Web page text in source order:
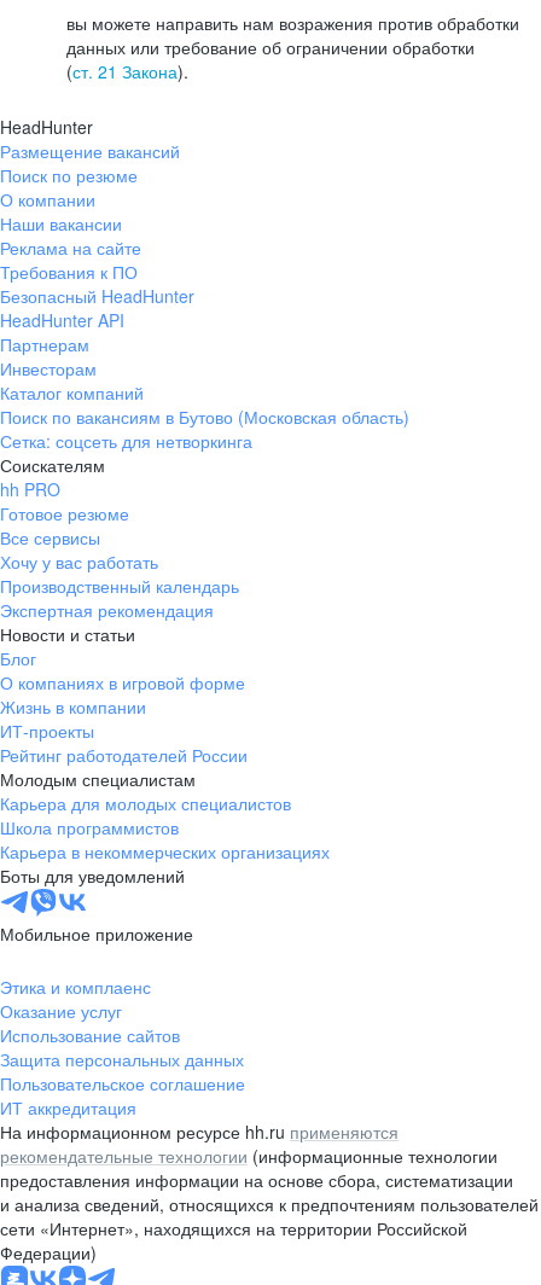
вы можете направить нам возражения против обработки
данных или требование об ограничении обработки
(ст. 21 Закона).
HeadHunter
Размещение вакансий
Поиск по резюме
О компании
Наши вакансии
Реклама на сайте
Требования к ПО
Безопасный HeadHunter
HeadHunter API
Партнерам
Инвесторам
Каталог компаний
Поиск по вакансиям в Бутово (Московская область)
Сетка: соцсеть для нетворкинга
Соискателям
hh PRO
Готовое резюме
Все сервисы
Хочу у вас работать
Производственный календарь
Экспертная рекомендация
Новости и статьи
Блог
О компаниях в игровой форме
Жизнь в компании
ИТ-проекты
Рейтинг работодателей России
Молодым специалистам
Карьера для молодых специалистов
Школа программистов
Карьера в некоммерческих организациях
Боты для уведомлений
Мобильное приложение
Этика и комплаенс
Оказание услуг
Использование сайтов
Защита персональных данных
Пользовательское соглашение
ИТ аккредитация
На информационном ресурсе hh.ru применяются
рекомендательные технологии (информационные технологии
предоставления информации на основе сбора, систематизации
и анализа сведений, относящихся к предпочтениям пользователей
сети «Интернет», находящихся на территории Российской
Федерации)